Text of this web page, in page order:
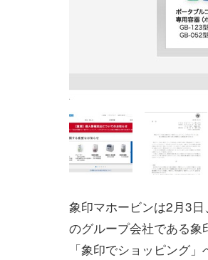
象印マホービンは2月3
のグループ会社である象
「象印でショッピング